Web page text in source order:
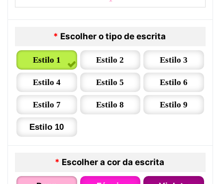
* Escolher o tipo de escrita
Estilo 1 Estilo 2 Estilo 3
Estilo 4 Estilo 5 Estilo 6
Estilo 7 Estilo 8 Estilo 9
Estilo 10
* Escolher a cor da escrita